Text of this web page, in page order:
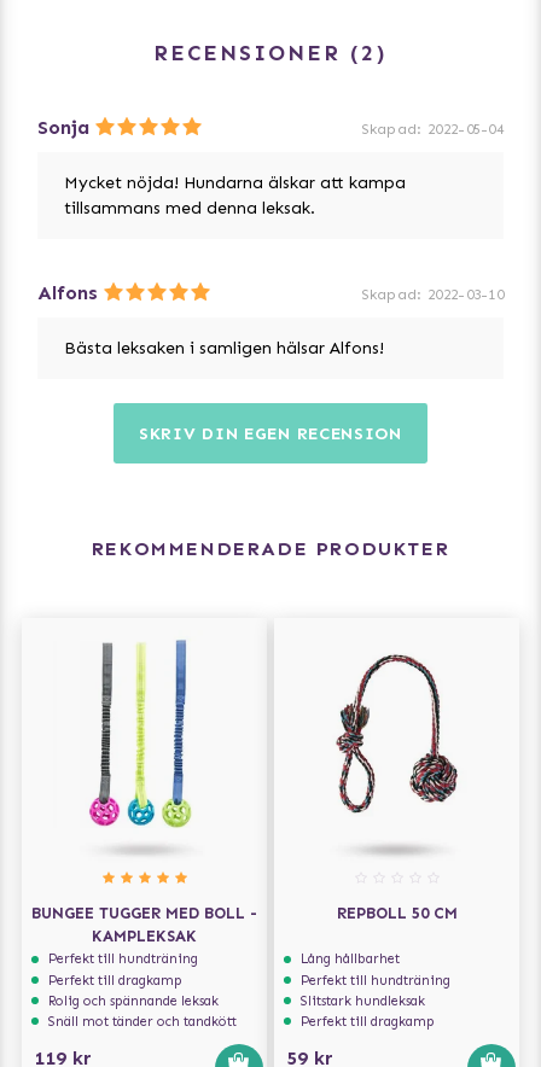
RECENSIONER 2
Sonja Skapad: 2022-05-04
Mycket nöjda! Hundarna älskar att kampa
tillsammans med denna leksak.
Alfons Skapad: 2022-03-10
Bästa leksaken i samligen hälsar Alfons!
SKRIV DIN EGEN RECENSION
REKOMMENDERADE PRODUKTER
BUNGEE TUGGER MED BOLL -
KAMPLEKSAK
Perfekt till hundträning
Perfekt till dragkamp
Rolig och spännande leksak
Snäll mot tänder och tandkött
119 kr
REPBOLL 50 CM
Lång hållbarhet
Perfekt till hundträning
Slitstark hundleksak
Perfekt till dragkamp
59 kr